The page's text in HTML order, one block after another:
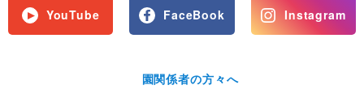
YouTube FaceBook Instagram
園関係者の方々へ